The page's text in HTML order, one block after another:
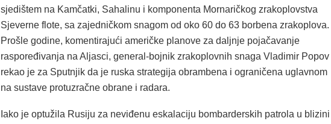
sjedištem na Kamčatki, Sahalinu i komponenta Mornaričkog zrakoplovstva
Sjeverne flote, sa zajedničkom snagom od oko 60 do 63 borbena zrakoplova.
Prošle godine, komentirajući američke planove za daljnje pojačavanje
raspoređivanja na Aljasci, general-bojnik zrakoplovnih snaga Vladimir Popov
rekao je za Sputnjik da je ruska strategija obrambena i ograničena uglavnom
na sustave protuzračne obrane i radara.
Iako je optužila Rusiju za neviđenu eskalaciju bombarderskih patrola u blizini